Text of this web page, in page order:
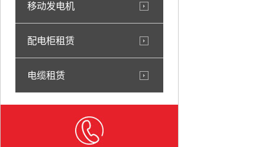
移动发电机
配电柜租赁
电缆租赁